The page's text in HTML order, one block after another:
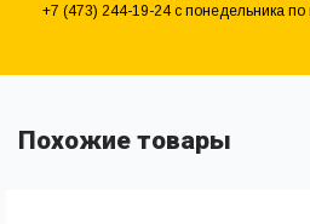
+7 (473) 244-19-24 с понедельника по
Похожие товары